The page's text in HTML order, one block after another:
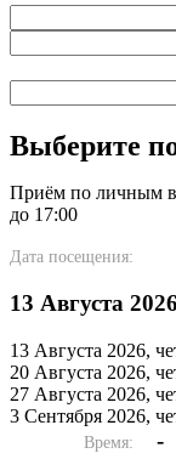
Выберите
Приём по личным
до 17:00
Дата посещения:
13 Августа
13 Августа 2026,
20 Августа 2026,
27 Августа 2026,
3 Сентября 2026,
Время: -